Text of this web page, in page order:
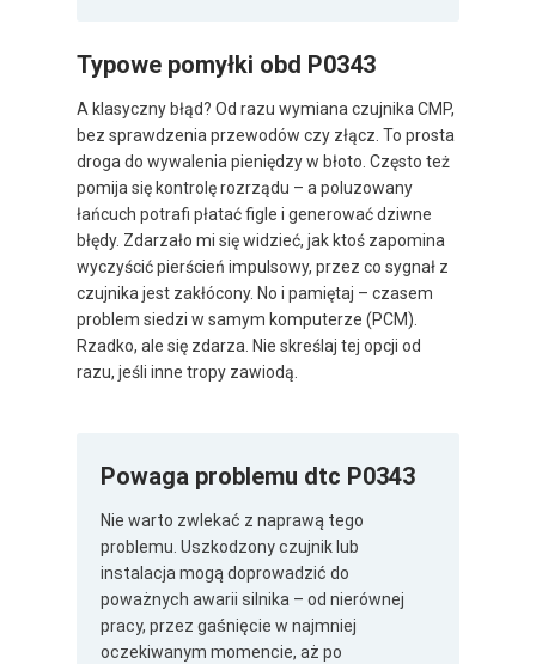
Typowe pomyłki obd P0343
A klasyczny błąd? Od razu wymiana czujnika CMP,
bez sprawdzenia przewodów czy złącz. To prosta
droga do wywalenia pieniędzy w błoto. Często też
pomija się kontrolę rozrządu – a poluzowany
łańcuch potrafi płatać figle i generować dziwne
błędy. Zdarzało mi się widzieć, jak ktoś zapomina
wyczyścić pierścień impulsowy, przez co sygnał z
czujnika jest zakłócony. No i pamiętaj – czasem
problem siedzi w samym komputerze (PCM).
Rzadko, ale się zdarza. Nie skreślaj tej opcji od
razu, jeśli inne tropy zawiodą.
Powaga problemu dtc P0343
Nie warto zwlekać z naprawą tego
problemu. Uszkodzony czujnik lub
instalacja mogą doprowadzić do
poważnych awarii silnika – od nierównej
pracy, przez gaśnięcie w najmniej
oczekiwanym momencie, aż po